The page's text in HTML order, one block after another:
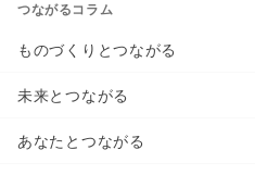
つながるコラム
ものづくりとつながる
未来とつながる
あなたとつながる